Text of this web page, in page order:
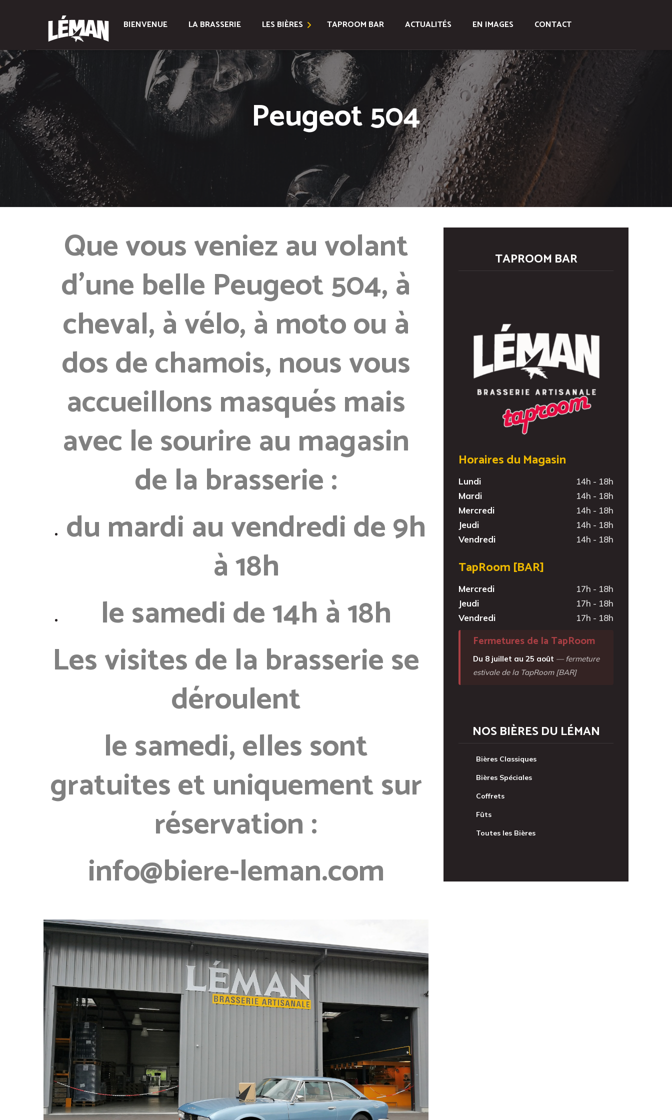
BIENVENUE LA BRASSERIE LES BIÈRES
Bières Classiques
Bières Spéciales
Coffrets
TAPROOM BAR ACTUALITÉS EN IMAGES CONTACT
Peugeot 504
Que vous veniez au volant
d’une belle Peugeot 504, à
cheval, à vélo, à moto ou à
dos de chamois, nous vous
accueillons masqués mais
avec le sourire au magasin
de la brasserie :
du mardi au vendredi de 9h
à 18h
le samedi de 14h à 18h
Les visites de la brasserie se
déroulent
le samedi,elles sont
gratuites et uniquement sur
réservation :
info@biere-leman.com
TAPROOM BAR
Horaires du Magasin
Lundi
14h - 18h
Mardi
14h - 18h
Mercredi
14h - 18h
Jeudi
14h - 18h
Vendredi
14h - 18h
TapRoom [BAR]
Mercredi
17h - 18h
Jeudi
17h - 18h
Vendredi
17h - 18h
Fermetures de la TapRoom
Du 8 juillet au 25 août — fermeture
estivale de la TapRoom [BAR]
NOS BIÈRES DU LÉMAN
Bières Classiques
Bières Spéciales
Coffrets
Fûts
Toutes les Bières